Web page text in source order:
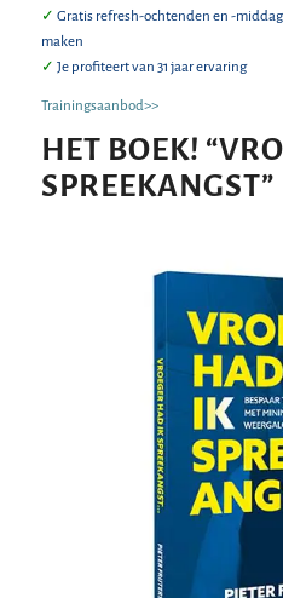
✓ Gratis refresh-ochtenden en -
maken
✓ Je profiteert van 31 jaar ervaring
Trainingsaanbod>>
HET BOEK! “
SPREEKANGST”